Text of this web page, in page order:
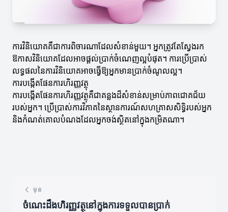
ការវិនិយោគគឺជាការពិចារណាដែលសំខាន់មួយ។ អ្នកត្រូវតែស្វែងរក
ឱកាសវិនិយោគដែលអាចផ្តល់ប្រាក់ចំណេញល្អបំផុត។ ការប្រើប្រាស់
លទ្ធផលនៃការវិនិយោគអាចធ្វើឱ្យអ្នកមានប្រាក់ចំណូលល្អ។
ការបង្កើតផែនការហិរញ្ញវត្ថុ
ការបង្កើតផែនការហិរញ្ញវត្ថុគឺជាគន្លងដ៏សំខាន់សម្រាប់ភាពជោគជ័យ
របស់អ្នក។ ប្រើប្រាស់ការវិភាគនៃស្ថានការណ៍សហគ្រាសសិទ្ធិរបស់អ្នក
និងកំណត់គោលបំណងដែលអ្នកចង់ស្ថិតនៅក្នុងកម្រិតណា។
មុន
ចំណេះដឹងហិរញ្ញវត្ថុនៅក្នុងការទទួលបានប្រាក់